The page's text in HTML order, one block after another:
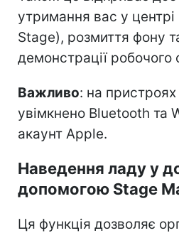
утримання вас у
Stage), розмиття фону
демонстрації робочого
Важливо: на
увімкнено Bluetooth та
акаунт Apple.
Наведення ладу у
допомогою Stage
Ця функція дозволяє